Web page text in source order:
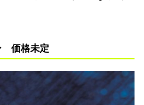
価格未定